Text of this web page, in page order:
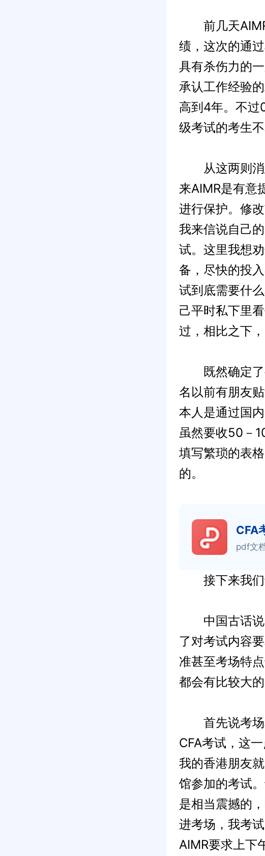
前几天AIMR
绩，这次的通
具有杀伤力的
承认工作经验
高到4年。不过
级考试的考生不
从这两则消
来AIMR是有意
进行保护。修
我来信说自己
试。这里我想
备，尽快的投
试到底需要什
己平时私下里
过，相比之下
既然确定了
名以前有朋友
本人是通过国
虽然要收50－
填写繁琐的表
的。
CFA
pdf文
接下来我们
中国古话说
了对考试内容
准甚至考场特
都会有比较大的
首先说考场
CFA考试，这
我的香港朋友
馆参加的考试
是相当震撼的
进考场，我考
AIMR要求上下